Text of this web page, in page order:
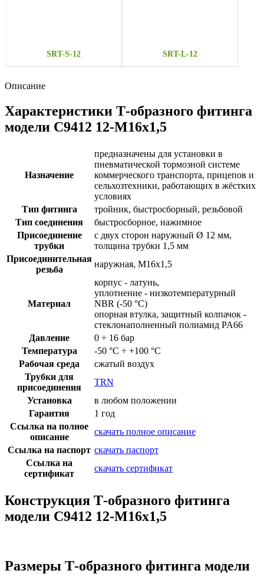
SRT-S-12 SRT-L-12
Описание
Характеристики Т-образного фитинга
модели C9412 12-M16x1,5
Назначение
предназначены для установки в
пневматической тормозной системе
коммерческого транспорта, прицепов и
сельхозтехники, работающих в жёстких
условиях
Тип фитинга
тройник, быстросборный, резьбовой
Тип соединения
быстросборное, нажимное
Присоединение
трубки
с двух сторон наружный Ø 12 мм,
толщина трубки 1,5 мм
Присоединительная
резьба
наружная, M16x1,5
Материал
корпус - латунь,
уплотнение - низкотемпературный
NBR (-50 °С)
опорная втулка, защитный колпачок -
стеклонаполненный полиамид PA66
Давление
0 ÷ 16 бар
Температура
-50 °C ÷ +100 °C
Рабочая среда
сжатый воздух
Трубки для
присоединения
TRN
Установка
в любом положении
Гарантия
1 год
Ссылка на полное
описание
скачать полное описание
Ссылка на паспорт скачать паспорт
Ссылка на
сертификат
скачать сертификат
Конструкция Т-образного фитинга
модели C9412 12-M16x1,5
Размеры Т-образного фитинга модели